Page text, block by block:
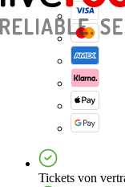
Tickets von